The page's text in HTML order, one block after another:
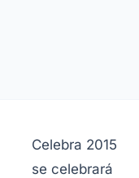
Celebra 2015
se celebrará